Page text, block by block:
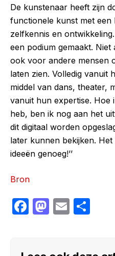
De kunstenaar heeft zijn
functionele kunst met
zelfkennis en
een podium gemaakt.
ook voor andere mensen
laten zien. Volledig vanuit
middel van dans, theater,
vanuit hun expertise. Hoe
heb, ben ik nog aan het
dit digitaal worden
later kunnen bekijken.
ideeën genoeg!’’
Bron
F
M E